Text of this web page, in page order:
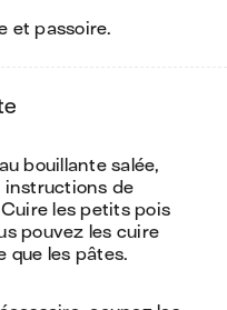
et passoire.
bouillante salée,
instructions de
les petits pois
pouvez les cuire
que les pâtes.